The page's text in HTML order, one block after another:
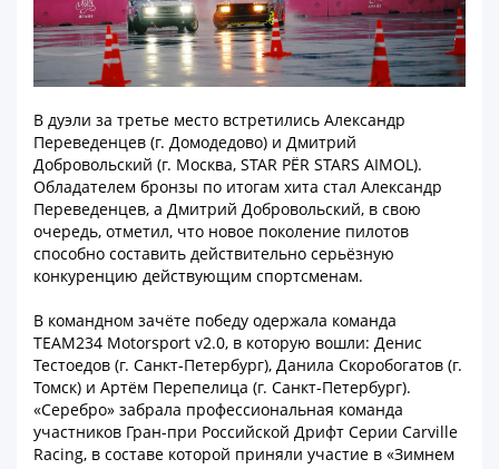
В дуэли за третье место встретились Александр
Переведенцев (г. Домодедово) и Дмитрий
Добровольский (г. Москва, STAR PЁR STARS AIMOL).
Обладателем бронзы по итогам хита стал Александр
Переведенцев, а Дмитрий Добровольский, в свою
очередь, отметил, что новое поколение пилотов
способно составить действительно серьёзную
конкуренцию действующим спортсменам.
В командном зачёте победу одержала команда
TEAM234 Motorsport v2.0, в которую вошли: Денис
Тестоедов (г. Санкт-Петербург), Данила Скоробогатов (г.
Томск) и Артём Перепелица (г. Санкт-Петербург).
«Серебро» забрала профессиональная команда
участников Гран-при Российской Дрифт Серии Carville
Racing, в составе которой приняли участие в «Зимнем